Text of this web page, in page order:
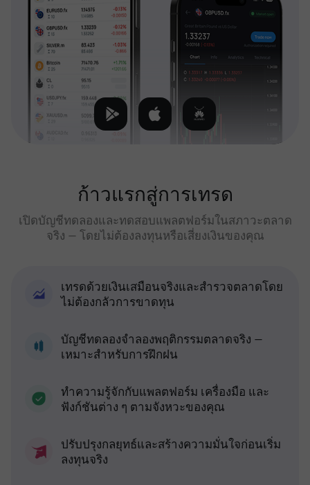
ก้าวแรกสู่การเทรด
เปิดบัญชีทดลองและทดสอบแพลตฟอร์มในสภาวะตลาด
จริง — โดยไม่ต้องลงทุนหรือเสี่ยงเงินของคุณ
เทรดด้วยเงินเสมือนจริงและสำรวจตลาดโดย
ไม่ต้องกลัวการขาดทุน
บัญชีทดลองจำลองพฤติกรรมตลาดจริง —
เหมาะสำหรับการฝึกฝน
ทำความรู้จักกับแพลตฟอร์ม เครื่องมือ และ
ฟังก์ชันต่าง ๆ ตามจังหวะของคุณ
ปรับปรุงกลยุทธ์และสร้างความมั่นใจก่อนเริ่ม
ลงทุนจริง